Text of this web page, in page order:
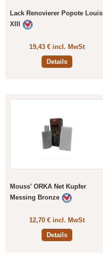
Lack Renovierer Popote Louis
XIII
19,43 € incl. MwSt
Details
Mouss' ORKA Net Kupfer
Messing Bronze
12,70 € incl. MwSt
Details